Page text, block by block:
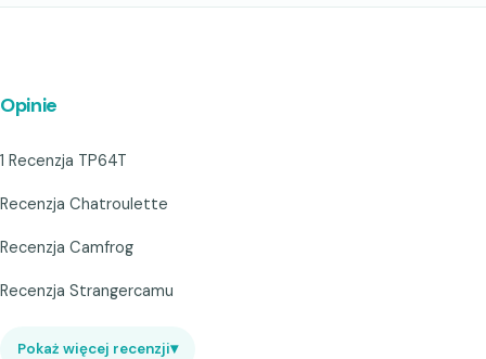
Opinie
1 Recenzja TP64T
Recenzja Chatroulette
Recenzja Camfrog
Recenzja Strangercamu
Pokaż więcej recenzji▾